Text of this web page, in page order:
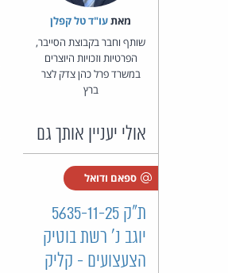
מאת‏עו"ד טל קפלן
שותף וחבר בקבוצת הסייבר,
הפרטיות וזכויות היוצרים
במשרד פרל כהן צדק לצר
ברץ
אולי יעניין אותך גם
ספאם ודואל
ת"ק 5635-11-25
יוגב נ' רשת בוטיק
הצעצועים - קליק